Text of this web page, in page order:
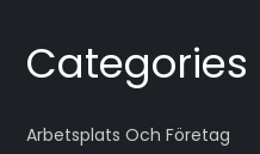
Categories
Arbetsplats Och Företag